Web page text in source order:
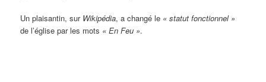
Un plaisantin, sur Wikipédia, a changé le «statut fonctionnel »
de l’église par les mots «En Feu ».